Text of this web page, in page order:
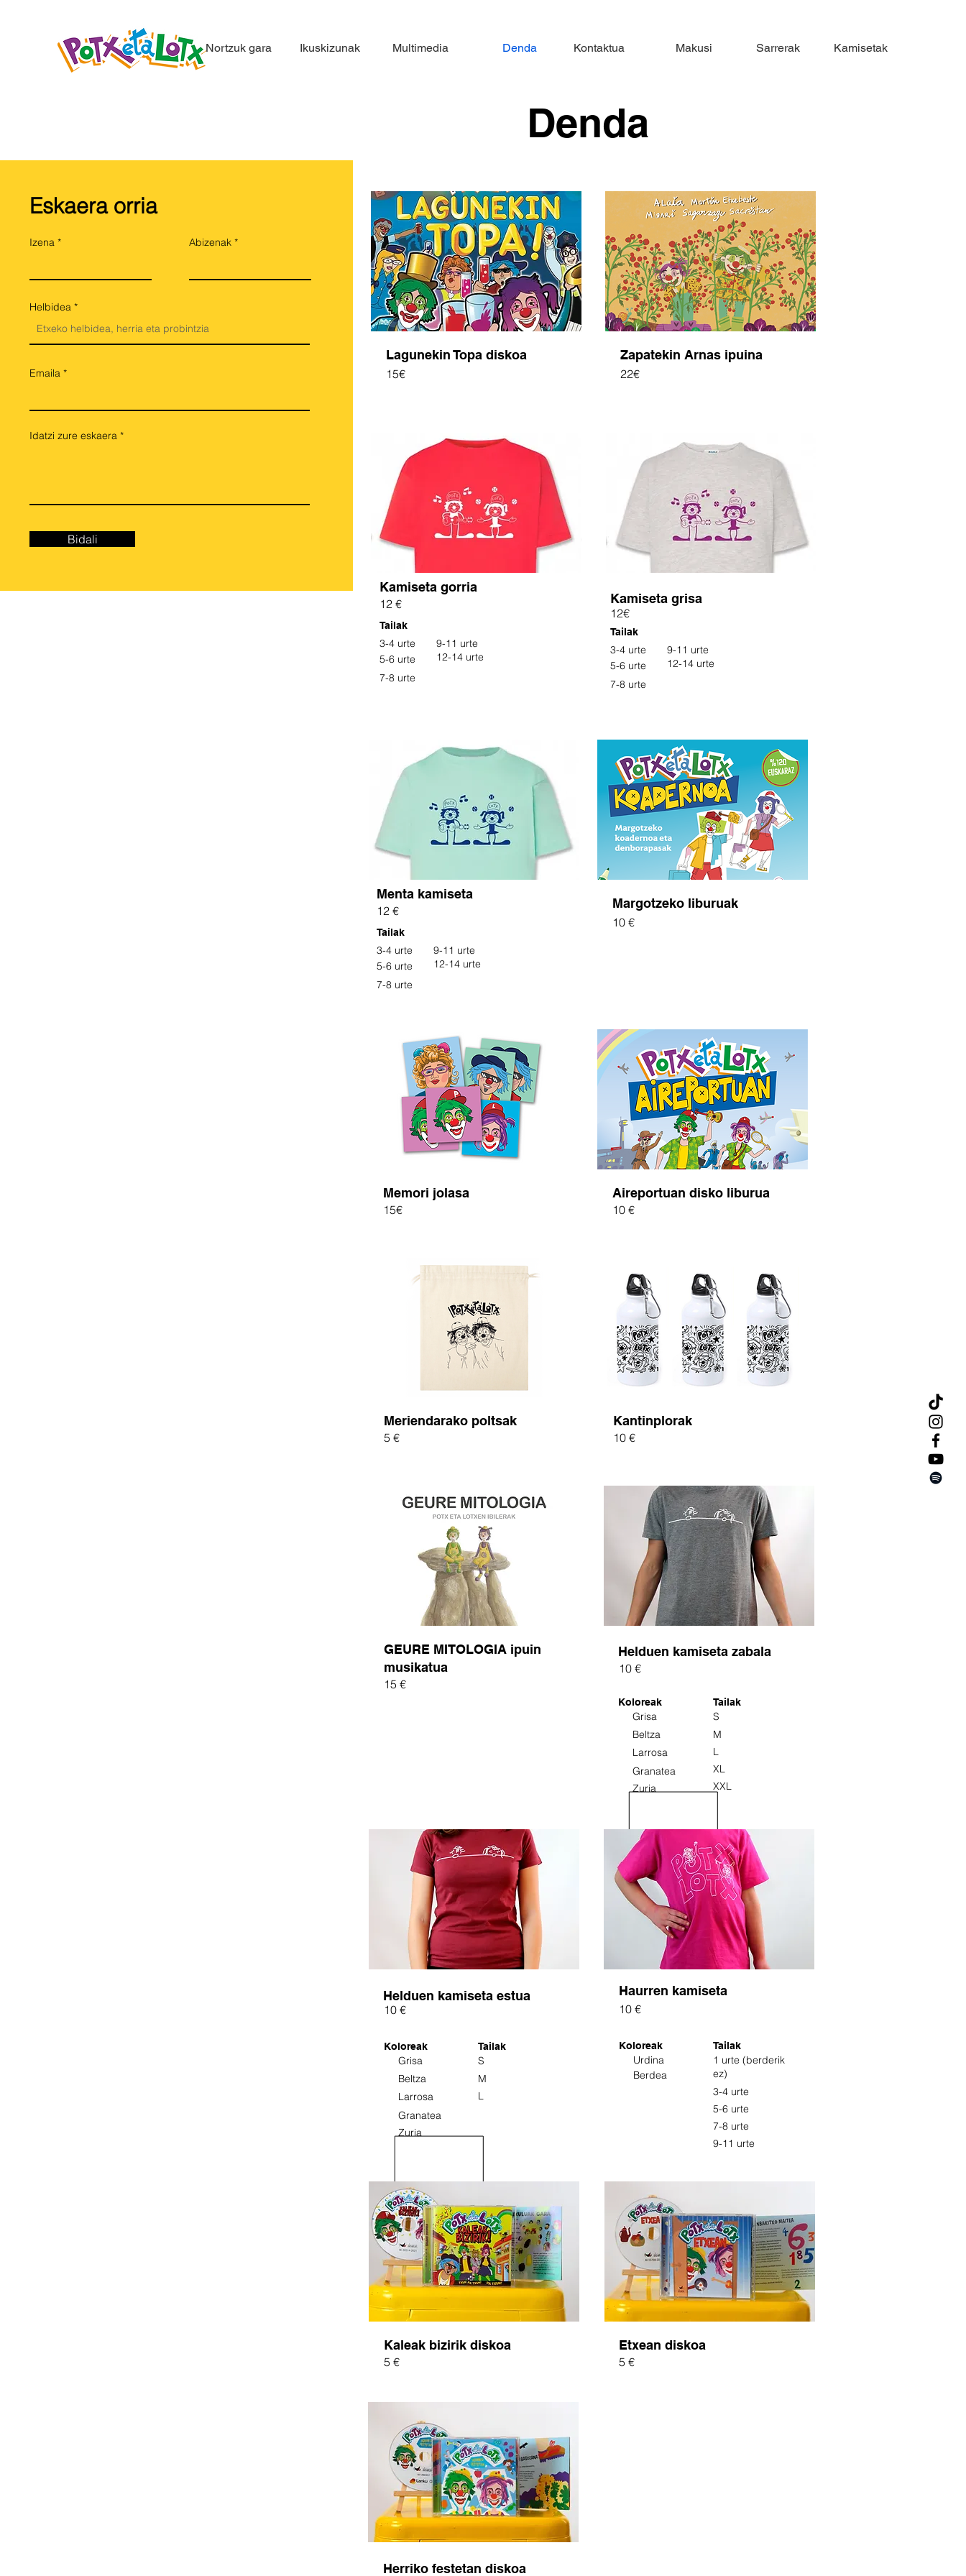
Nortzuk gara Ikuskizunak Multimedia Denda Kontaktua Makusi Sarrerak Kamisetak
Denda
Eskaera orria
Izena Abizenak
Helbidea
Emaila
Idatzi zure eskaera
Bidali
Lagunekin Topa diskoa
15€
Kamiseta gorria
12 €
Tailak
3-4 urte
9-11 urte
5-6 urte
12-14 urte
7-8 urte
Zapatekin Arnas ipuina
22€
Kamiseta grisa
12€
Tailak
3-4 urte
9-11 urte
5-6 urte
12-14 urte
7-8 urte
Menta kamiseta
12 €
Tailak
3-4 urte
9-11 urte
5-6 urte
12-14 urte
7-8 urte
Memori jolasa
15€
Meriendarako poltsak
5 €
GEURE MITOLOGIA ipuin
musikatua
15 €
10 €
Helduen kamiseta estua
Beltza
Koloreak
Grisa
Larrosa
Granatea
Zuria
Tailak
S
M
L
Kaleak bizirik diskoa
5 €
Margotzeko liburuak
10 €
Aireportuan disko liburua
10 €
Kantinplorak
10 €
Helduen kamiseta zabala
10 €
Koloreak
Grisa
Larrosa
Beltza
Granatea
Zuria
Tailak
S
M
L
XL
XXL
Haurren kamiseta
10 €
Koloreak
Urdina
Berdea
Tailak
1 urte (berderik
ez)
3-4 urte
5-6 urte
7-8 urte
9-11 urte
Etxean diskoa
5 €
Herriko festetan diskoa